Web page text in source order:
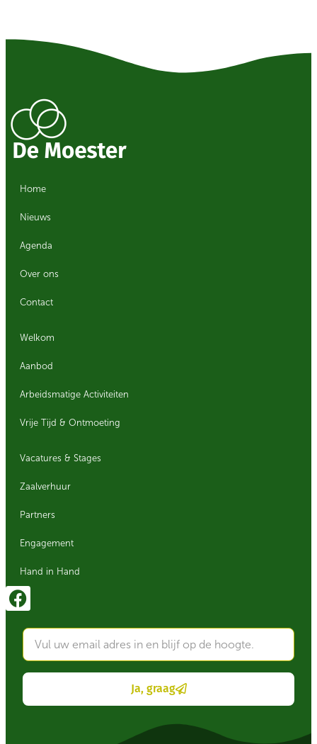
Home
Nieuws
Agenda
Over ons
Contact
Welkom
Aanbod
Arbeidsmatige Activiteiten
Vrije Tijd & Ontmoeting
Vacatures & Stages
Zaalverhuur
Partners
Engagement
Hand in Hand
Ja, graag